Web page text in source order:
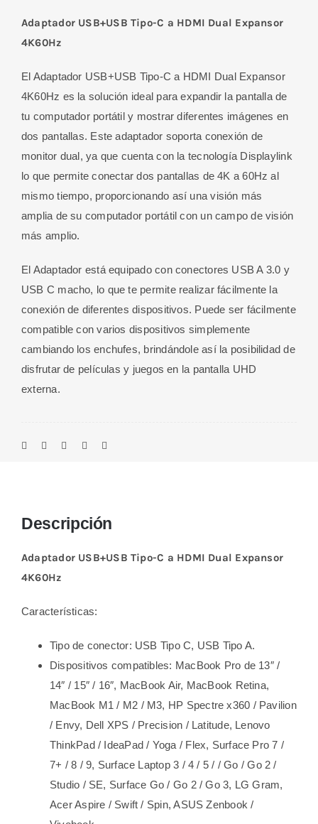
Adaptador USB+USB Tipo-C a HDMI Dual Expansor
4K60Hz
El Adaptador USB+USB Tipo-C a HDMI Dual Expansor
4K60Hz es la solución ideal para expandir la pantalla de
tu computador portátil y mostrar diferentes imágenes en
dos pantallas. Este adaptador soporta conexión de
monitor dual, ya que cuenta con la tecnología Displaylink
lo que permite conectar dos pantallas de 4K a 60Hz al
mismo tiempo, proporcionando así una visión más
amplia de su computador portátil con un campo de visión
más amplio.
El Adaptador está equipado con conectores USB A 3.0 y
USB C macho, lo que te permite realizar fácilmente la
conexión de diferentes dispositivos. Puede ser fácilmente
compatible con varios dispositivos simplemente
cambiando los enchufes, brindándole así la posibilidad de
disfrutar de películas y juegos en la pantalla UHD
externa.
Descripción
Adaptador USB+USB Tipo-C a HDMI Dual Expansor
4K60Hz
Características:
Tipo de conector: USB Tipo C, USB Tipo A.
Dispositivos compatibles: MacBook Pro de 13″ /
14″ / 15″ / 16″, MacBook Air, MacBook Retina,
MacBook M1 / M2 / M3, HP Spectre x360 / Pavilion
/ Envy, Dell XPS / Precision / Latitude, Lenovo
ThinkPad / IdeaPad / Yoga / Flex, Surface Pro 7 /
7+ / 8 / 9, Surface Laptop 3 / 4 / 5 / / Go / Go 2 /
Studio / SE, Surface Go / Go 2 / Go 3, LG Gram,
Acer Aspire / Swift / Spin, ASUS Zenbook /